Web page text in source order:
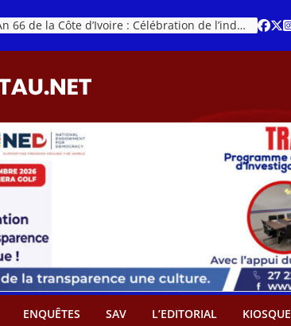
Cacao – Prix minimum garanti : Des producteurs demande son abandon
ENQUÊTES SAV L’EDITORIAL KIOSQUE